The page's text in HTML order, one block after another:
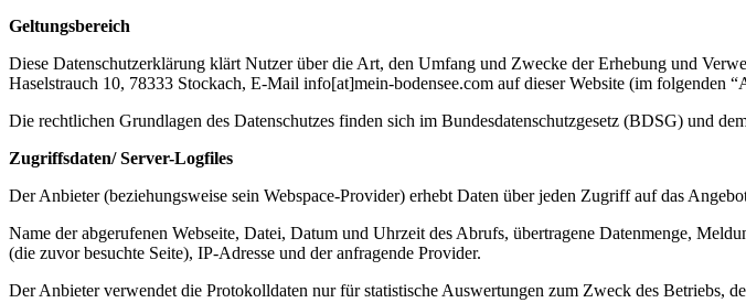
Geltungsbereich
Diese Datenschutzerklärung klärt Nutzer über die Art, den Umfang und Zwecke der Erhebung und
Haselstrauch 10, 78333 Stockach, E-Mail info[at]mein-bodensee.com auf dieser Website (im folgenden
Die rechtlichen Grundlagen des Datenschutzes finden sich im Bundesdatenschutzgesetz (BDSG) und
Zugriffsdaten/ Server-Logfiles
Der Anbieter (beziehungsweise sein Webspace-Provider) erhebt Daten über jeden Zugriff auf das
Name der abgerufenen Webseite, Datei, Datum und Uhrzeit des Abrufs, übertragene Datenmenge,
(die zuvor besuchte Seite), IP-Adresse und der anfragende Provider.
Der Anbieter verwendet die Protokolldaten nur für statistische Auswertungen zum Zweck des Betriebs,